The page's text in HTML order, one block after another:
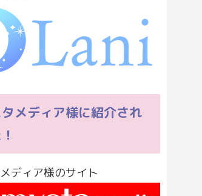
メディア様に紹介され
ディア様のサイト